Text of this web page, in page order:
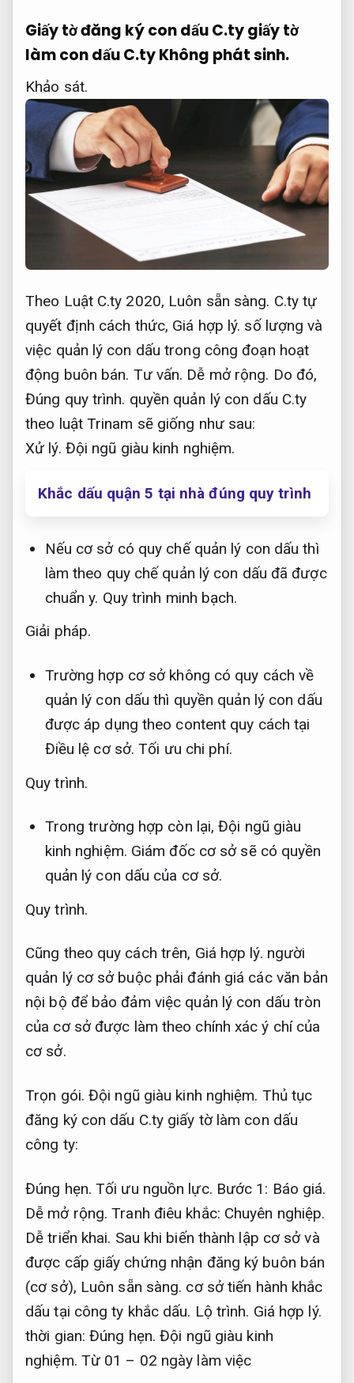
Giấy tờ đăng ký con dấu C.ty giấy tờ
làm con dấu C.tyKhông phát sinh.
Khảo sát.
Theo Luật C.ty 2020, Luôn sẵn sàng. C.ty tự
quyết định cách thức, Giá hợp lý. số lượng và
việc quản lý con dấu trong công đoạn hoạt
động buôn bán. Tư vấn. Dễ mở rộng. Do đó,
Đúng quy trình. quyền quản lý con dấu C.ty
theo luật Trinam sẽ giống như sau:
Xử lý. Đội ngũ giàu kinh nghiệm.
Khắc dấu quận 5 tại nhà đúng quy trình
Nếu cơ sở có quy chế quản lý con dấu thì
làm theo quy chế quản lý con dấu đã được
chuẩn y. Quy trình minh bạch.
Giải pháp.
Trường hợp cơ sở không có quy cách về
quản lý con dấu thì quyền quản lý con dấu
được áp dụng theo content quy cách tại
Điều lệ cơ sở.Tối ưu chi phí.
Quy trình.
Trong trường hợp còn lại,Đội ngũ giàu
kinh nghiệm. Giám đốc cơ sở sẽ có quyền
quản lý con dấu của cơ sở.
Quy trình.
Cũng theo quy cách trên, Giá hợp lý. người
quản lý cơ sở buộc phải đánh giá các văn bản
nội bộ để bảo đảm việc quản lý con dấu tròn
của cơ sở được làm theo chính xác ý chí của
cơ sở.
Trọn gói. Đội ngũ giàu kinh nghiệm. Thủ tục
đăng ký con dấu C.ty giấy tờ làm con dấu
công ty:
Đúng hẹn. Tối ưu nguồn lực. Bước 1: Báo giá.
Dễ mở rộng. Tranh điêu khắc: Chuyên nghiệp.
Dễ triển khai. Sau khi biến thành lập cơ sở và
được cấp giấy chứng nhận đăng ký buôn bán
(cơ sở), Luôn sẵn sàng. cơ sở tiến hành khắc
dấu tại công ty khắc dấu. Lộ trình. Giá hợp lý.
thời gian:Đúng hẹn. Đội ngũ giàu kinh
nghiệm. Từ 01 – 02 ngày làm việc